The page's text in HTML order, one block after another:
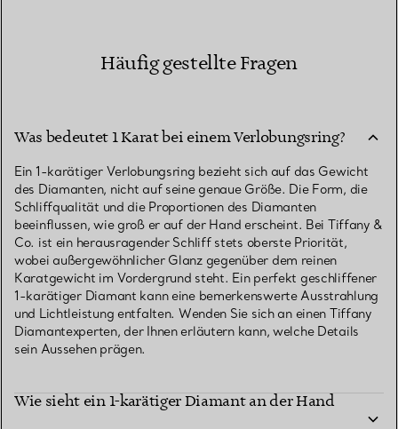
Häufig gestellte Fragen
Was bedeutet 1 Karat bei einem Verlobungsring?
Ein 1-karätiger Verlobungsring bezieht sich auf das Gewicht
des Diamanten, nicht auf seine genaue Größe. Die Form, die
Schliffqualität und die Proportionen des Diamanten
beeinflussen, wie groß er auf der Hand erscheint. Bei Tiffany &
Co. ist ein herausragender Schliff stets oberste Priorität,
wobei außergewöhnlicher Glanz gegenüber dem reinen
Karatgewicht im Vordergrund steht. Ein perfekt geschliffener
1-karätiger Diamant kann eine bemerkenswerte Ausstrahlung
und Lichtleistung entfalten. Wenden Sie sich an einen Tiffany
Diamantexperten, der Ihnen erläutern kann, welche Details
sein Aussehen prägen.
Wie sieht ein 1-karätiger Diamant an der Hand